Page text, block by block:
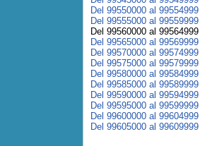
Del 99550000 al 99554999
Del 99555000 al 99559999
Del 99560000 al 99564999
Del 99565000 al 99569999
Del 99570000 al 99574999
Del 99575000 al 99579999
Del 99580000 al 99584999
Del 99585000 al 99589999
Del 99590000 al 99594999
Del 99595000 al 99599999
Del 99600000 al 99604999
Del 99605000 al 99609999